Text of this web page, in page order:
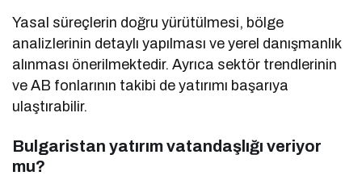
Yasal süreçlerin doğru yürütülmesi, bölge
analizlerinin detaylı yapılması ve yerel danışmanlık
alınması önerilmektedir. Ayrıca sektör trendlerinin
ve AB fonlarının takibi de yatırımı başarıya
ulaştırabilir.
Bulgaristan yatırım vatandaşlığı veriyor
mu?